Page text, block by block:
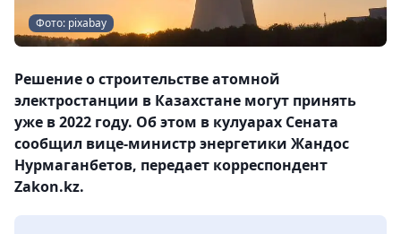
Фото: pixabay
Решение о строительстве атомной
электростанции в Казахстане могут принять
уже в 2022 году. Об этом в кулуарах Сената
сообщил вице-министр энергетики Жандос
Нурмаганбетов, передает корреспондент
Zakon.kz.